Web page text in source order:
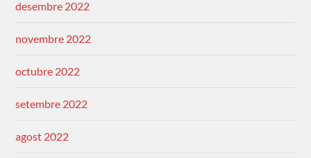
desembre 2022
novembre 2022
octubre 2022
setembre 2022
agost 2022